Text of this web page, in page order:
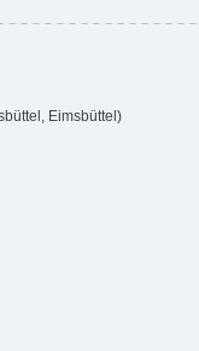
Eimsbüttel)